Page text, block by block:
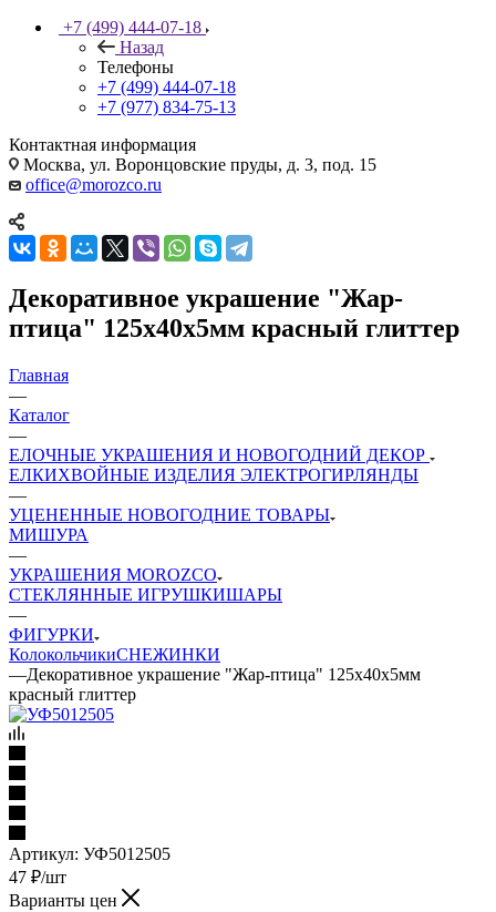
+7 (499) 444-07-18
Назад
Телефоны
+7 (499) 444-07-18
+7 (977) 834-75-13
Контактная информация
Москва, ул. Воронцовские пруды, д. 3, под. 15
office@morozco.ru
Декоративное украшение "Жар-
птица" 125х40х5мм красный глиттер
Главная
—
Каталог
—
ЕЛОЧНЫЕ УКРАШЕНИЯ И НОВОГОДНИЙ ДЕКОР
ЕЛКИХВОЙНЫЕ ИЗДЕЛИЯ ЭЛЕКТРОГИРЛЯНДЫ
—
УЦЕНЕННЫЕ НОВОГОДНИЕ ТОВАРЫ
МИШУРА
—
УКРАШЕНИЯ MOROZCO
СТЕКЛЯННЫЕ ИГРУШКИШАРЫ
—
ФИГУРКИ
КолокольчикиСНЕЖИНКИ
—Декоративное украшение "Жар-птица" 125х40х5мм
красный глиттер
Артикул: УФ5012505
47 ₽/шт
Варианты цен